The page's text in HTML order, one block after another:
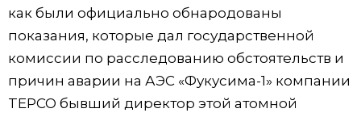
как были официально обнародованы
показания, которые дал государственной
комиссии по расследованию обстоятельств и
причин аварии на АЭС «Фукусима-1» компании
TEPCO бывший директор этой атомной